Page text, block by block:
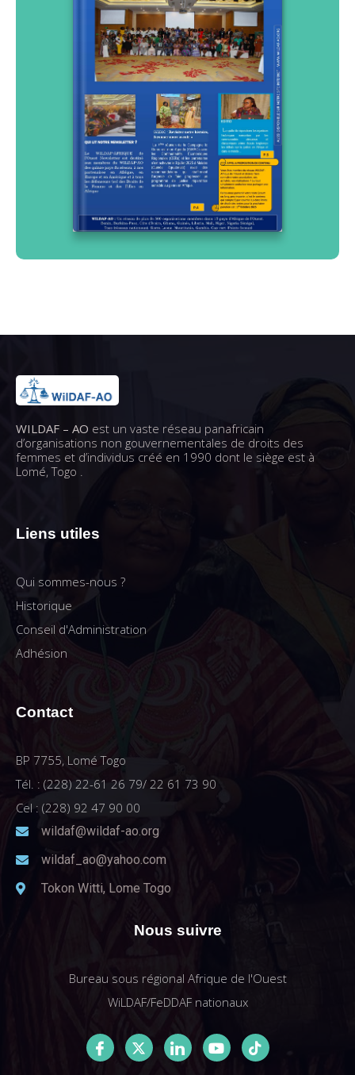
WILDAF – AO est un vaste réseau panafricain
d’organisations non gouvernementales de droits des
femmes et d’individus créé en 1990 dont le siège est à
Lomé, Togo .
Liens utiles
Qui sommes-nous ?
Historique
Conseil d'Administration
Adhésion
Contact
BP 7755, Lomé Togo
Tél. : (228) 22-61 26 79/ 22 61 73 90
Cel : (228) 92 47 90 00
wildaf@wildaf-ao.org
wildaf_ao@yahoo.com
Tokon Witti, Lome Togo
Nous suivre
Bureau sous régional Afrique de l'Ouest
WiLDAF/FeDDAF nationaux